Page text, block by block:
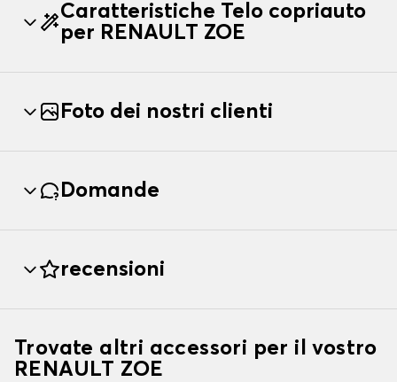
Caratteristiche Telo copriauto
per RENAULT ZOE
Foto dei nostri clienti
Domande
recensioni
Trovate altri accessori per il vostro
RENAULT ZOE